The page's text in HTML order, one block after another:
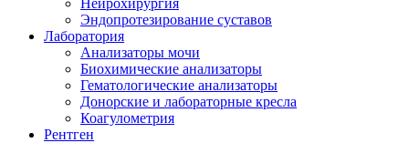
Эндопротезирование суставов
Лаборатория
Анализаторы мочи
Биохимические анализаторы
Гематологические анализаторы
Донорские и лабораторные кресла
Коагулометрия
Рентген